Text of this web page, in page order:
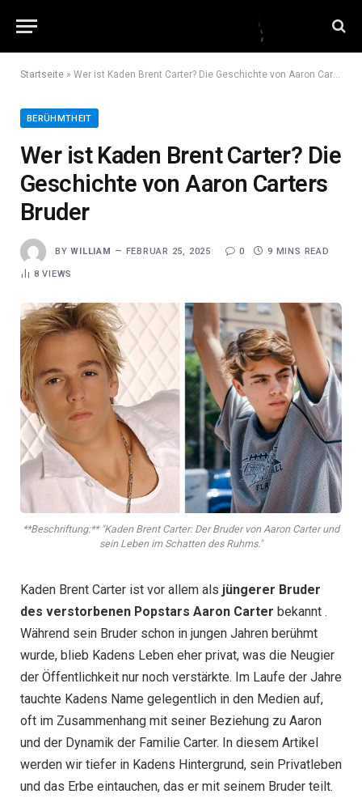
Startseite » Wer ist Kaden Brent Carter? Die Geschichte von Aaron Carters Bruder
BERÜHMTHEIT
Wer ist Kaden Brent Carter? Die
Geschichte von Aaron Carters
Bruder
BY WILLIAM FEBRUAR 25, 2025 0 9 MINS READ
8VIEWS
**Beschriftung:** "Kaden Brent Carter: Der Bruder von Aaron Carter und
sein Leben im Schatten des Ruhms."
Kaden Brent Carter ist vor allem als jüngerer Bruder
des verstorbenen Popstars Aaron Carter bekannt .
Während sein Bruder schon in jungen Jahren berühmt
wurde, blieb Kadens Leben eher privat, was die Neugier
der Öffentlichkeit nur noch verstärkte. Im Laufe der Jahre
tauchte Kadens Name gelegentlich in den Medien auf,
oft im Zusammenhang mit seiner Beziehung zu Aaron
und der Dynamik der Familie Carter. In diesem Artikel
werden wir tiefer in Kadens Hintergrund, sein Privatleben
und das Erbe eintauchen, das er mit seinem Bruder teilt.